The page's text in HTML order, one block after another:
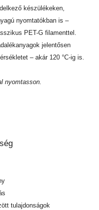
készülékeken,
nyomtatókban is –
PET-G filamenttel.
jelentősen
– akár 120 °C-ig is.
nyomtasson.
tulajdonságok